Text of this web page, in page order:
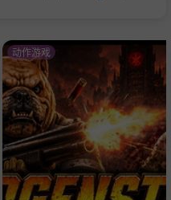
动作游戏